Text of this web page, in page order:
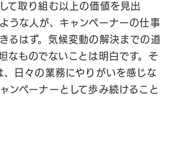
て取り組む以上の価値を見出
うな人が、キャンペーナーの仕事
るはず。気候変動の解決までの道
なものでないことは明白です。そ
、日々の業務にやりがいを感じな
ンペーナーとして歩み続けること